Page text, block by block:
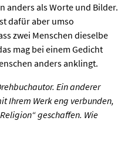
anders als Worte und Bilder.
dafür aber umso
zwei Menschen dieselbe
mag bei einem Gedicht
anders anklingt.
Ein anderer
Ihrem Werk eng verbunden,
geschaffen. Wie